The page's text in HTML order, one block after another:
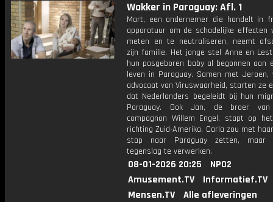
Wakker in Paraguay: Afl. 1
Mart, een ondernemer die handelt in
apparatuur om de schadelijke effecten
meten en te neutraliseren, neemt
zijn familie. Het jonge stel Anne en
hun pasgeboren baby al begonnen aan
leven in Paraguay. Samen met Jeroen,
advocaat van Viruswaarheid, starten ze
dat Nederlanders begeleidt bij hun
Paraguay. Ook Jan, de broer van
compagnon Willem Engel, stapt op
richting Zuid-Amerika. Carla zou met
stap naar Paraguay zetten,
tegenslag te verwerken.
08-01-2026 20:25
NPO2
Amusement.TV
Informatief.TV
Mensen.TV
Alle afleveringen